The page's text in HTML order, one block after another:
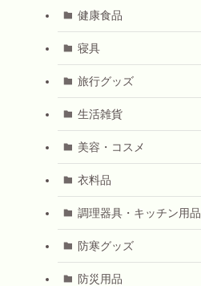
健康食品
寝具
旅行グッズ
生活雑貨
美容・コスメ
衣料品
調理器具・キッチン用品
防寒グッズ
防災用品